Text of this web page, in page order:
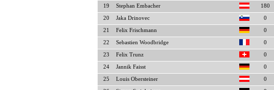
19 Stephan Embacher 180
20 Jaka Drinovec 0
21 Felix Frischmann 0
22 Sebastien Woodbridge 0
23 Felix Trunz 0
24 Jannik Faisst 0
25 Louis Obersteiner 0